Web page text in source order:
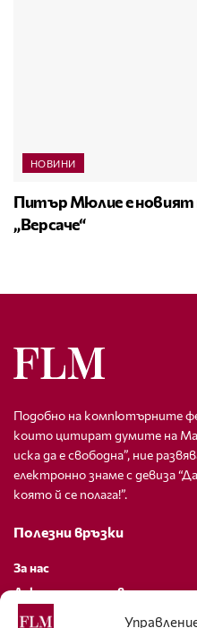
НОВИНИ
Питър Мюлие е новият
„Версаче“
Подобно на компютърните
които цитират думите на
иска да е свободна”, ние
електронно знаме с девиза
която й се полага!”.
Полезни връзки
За нас
Декларация за
Политика за бисквитки